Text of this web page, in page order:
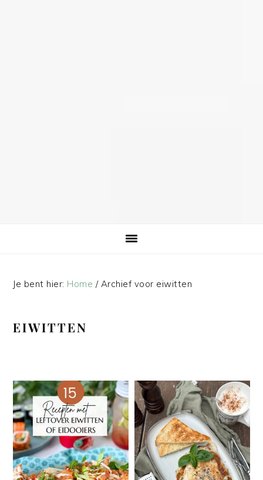
Je bent hier: Home /Archief voor eiwitten
EIWITTEN